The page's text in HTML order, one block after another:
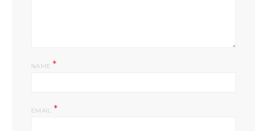
NAME *
EMAIL *